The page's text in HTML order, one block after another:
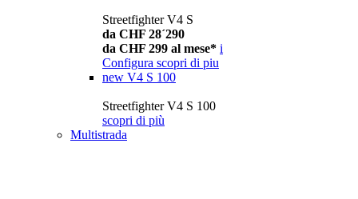
Streetfighter V4 S
da CHF 28´290
da CHF 299 al mese* i
Configura scopri di piu
new V4 S 100
Streetfighter V4 S 100
scopri di più
Multistrada